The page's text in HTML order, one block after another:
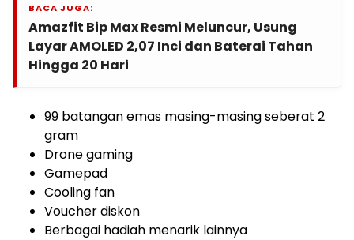
BACA JUGA:
Amazfit Bip Max Resmi Meluncur, Usung
Layar AMOLED 2,07 Inci dan Baterai Tahan
Hingga 20 Hari
99 batangan emas masing-masing seberat 2
gram
Drone gaming
Gamepad
Cooling fan
Voucher diskon
Berbagai hadiah menarik lainnya